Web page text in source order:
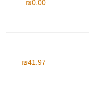
₪0.00
₪41.97